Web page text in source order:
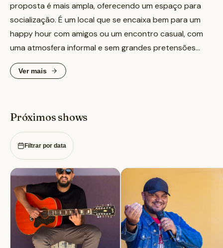
proposta é mais ampla, oferecendo um espaço para
socialização. É um local que se encaixa bem para um
happy hour com amigos ou um encontro casual, com
uma atmosfera informal e sem grandes pretensões
gastronômicas.
Ver mais
Próximos shows
Filtrar por data